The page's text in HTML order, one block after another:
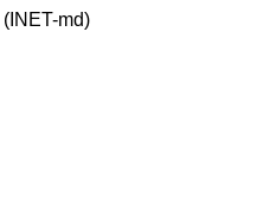
(INET-md)